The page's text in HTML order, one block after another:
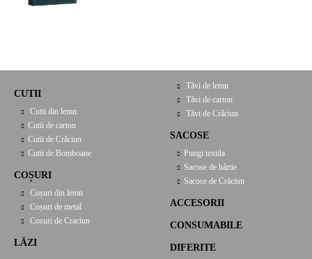
CUTII
Cutii din lemn
Cutii de carton
Cutii de Crăciun
Cutii de Bomboane
COȘURI
Coșuri din lemn
Coșuri de metal
Cosuri de Craciun
LĂZI
Tăvi de lemn
Tăvi de carton
Tăvi de Crăciun
SACOSE
Pungi textila
Sacose de hârtie
Sacose de Crăciun
ACCESORII
CONSUMABILE
DIFERITE